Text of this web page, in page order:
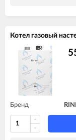
Котел газовый
Бренд